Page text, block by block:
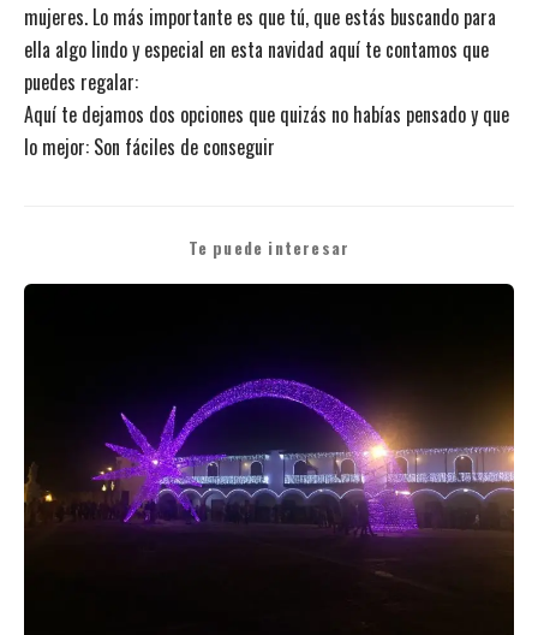
mujeres. Lo más importante es que tú, que estás buscando para
ella algo lindo y especial en esta navidad aquí te contamos que
puedes regalar:
Aquí te dejamos dos opciones que quizás no habías pensado y que
lo mejor: Son fáciles de conseguir
Te puede interesar